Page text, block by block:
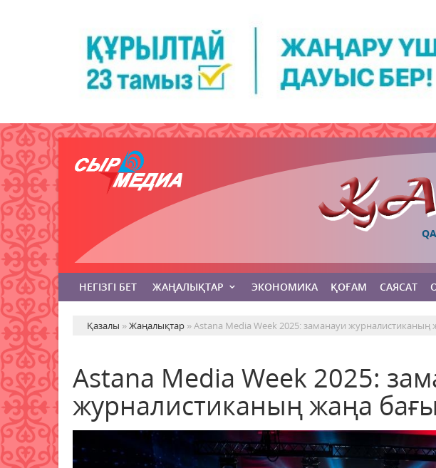
НЕГІЗГІ БЕТ ЖАҢАЛЫҚТАР ЭКОНОМИКА ҚОҒАМ САЯСАТ
Қазалы »Жаңалықтар » Astana Media Week 2025: заманауи журналистиканың
Astana Media Week 2025:
журналистиканың жаңа